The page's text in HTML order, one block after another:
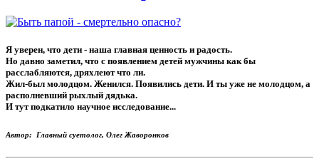
Я уверен, что дети - наша главная ценность и радость.
Но давно заметил, что с появлением детей мужчины как бы
расслабляются, дряхлеют что ли.
Жил-был молодцом. Женился. Появились дети. И ты уже не молодцом, а
располневший рыхлый дядька.
И тут подкатило научное исследование...
Автор: Главный суетолог, Олег Жаворонков